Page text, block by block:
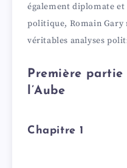
également diplomate et
politique, Romain Gary
véritables analyses
Première partie
l’Aube
Chapitre 1